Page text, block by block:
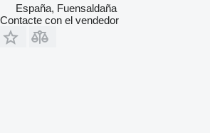
España, Fuensaldaña
Contacte con el vendedor